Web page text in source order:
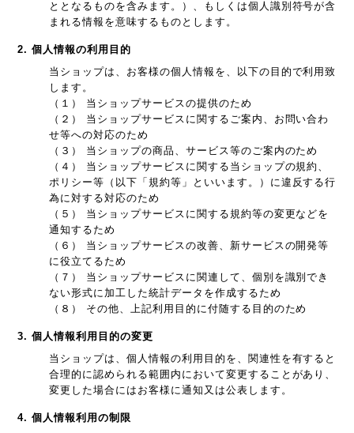
ととなるものを含みます。）、もしくは個人識別符号が含
まれる情報を意味するものとします。
2. 個人情報の利用目的
当ショップは、お客様の個人情報を、以下の目的で利用致
します。
（１） 当ショップサービスの提供のため
（２） 当ショップサービスに関するご案内、お問い合わ
せ等への対応のため
（３） 当ショップの商品、サービス等のご案内のため
（４） 当ショップサービスに関する当ショップの規約、
ポリシー等（以下「規約等」といいます。）に違反する行
為に対する対応のため
（５） 当ショップサービスに関する規約等の変更などを
通知するため
（６） 当ショップサービスの改善、新サービスの開発等
に役立てるため
（７） 当ショップサービスに関連して、個別を識別でき
ない形式に加工した統計データを作成するため
（８） その他、上記利用目的に付随する目的のため
3. 個人情報利用目的の変更
当ショップは、個人情報の利用目的を、関連性を有すると
合理的に認められる範囲内において変更することがあり、
変更した場合にはお客様に通知又は公表します。
4. 個人情報利用の制限